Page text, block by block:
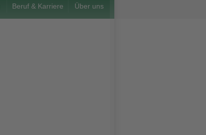
Beruf & Karriere Über uns